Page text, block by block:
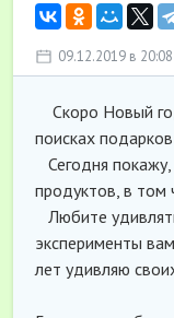
09.12.2019 в 20:08
Скоро Новый
поисках
Сегодня
продуктов, в том
Любите
эксперименты
лет удивляю